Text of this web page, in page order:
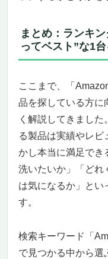
ーマンス。
どこでも使
う安心感。
結論：「家
こそ必要な1
圧倒的洗浄力
【マキタ 高
の本格派パワ
見た目以上
プロスペッ
ありません
「Amazon
まとめ：ランキ
ってベスト”な1台
ここまで、「
品を探している方に
く解説してきまし
る製品は実績やレビ
かし本当に満足でき
洗いたいか」「どれ
は気になるか」とい
す。
検索キーワード「
で見つかる中から選